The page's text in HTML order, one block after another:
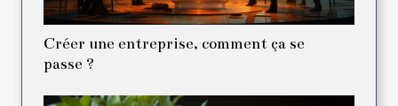
Créer une entreprise, comment ça se
passe ?